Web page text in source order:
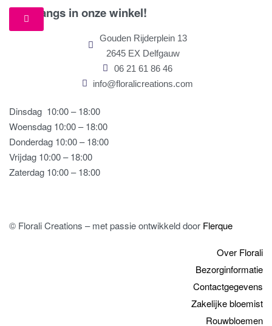
Kom langs in onze winkel!
Gouden Rijderplein 13
2645 EX Delfgauw
06 21 61 86 46
info@floralicreations.com
Dinsdag 10:00 – 18:00
Woensdag 10:00 – 18:00
Donderdag 10:00 – 18:00
Vrijdag 10:00 – 18:00
Zaterdag 10:00 – 18:00
© Florali Creations – met passie ontwikkeld door Flerque
Over Florali
Bezorginformatie
Contactgegevens
Zakelijke bloemist
Rouwbloemen